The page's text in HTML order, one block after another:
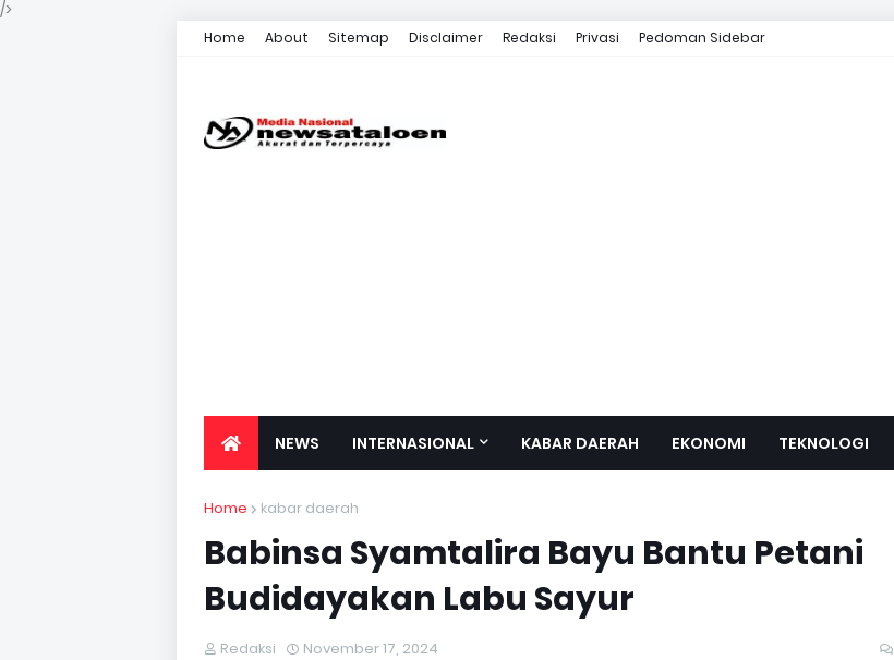
/>
Home About Sitemap Disclaimer Redaksi Privasi Pedoman Sidebar
NEWS INTERNASIONAL KABAR DAERAH EKONOMI TEKNOLOGI
Home kabar daerah
Babinsa Syamtalira Bayu Bantu Petani
Budidayakan Labu Sayur
Redaksi November 17, 2024